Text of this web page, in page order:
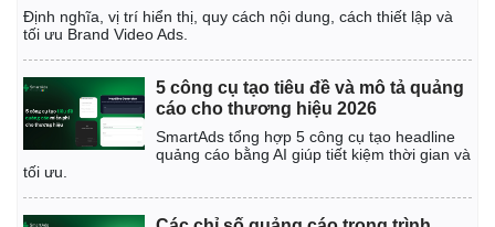
Định nghĩa, vị trí hiển thị, quy cách nội dung, cách thiết lập và
tối ưu Brand Video Ads.
5 công cụ tạo tiêu đề và mô tả quảng
cáo cho thương hiệu 2026
SmartAds tổng hợp 5 công cụ tạo headline
quảng cáo bằng AI giúp tiết kiệm thời gian và
tối ưu.